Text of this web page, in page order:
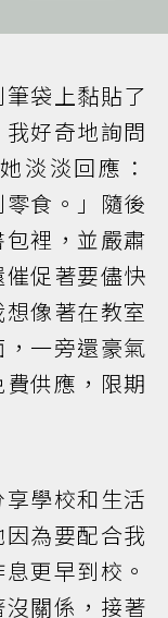
袋上黏貼了
好奇地詢問
淡淡回應：
零食。」隨後
裡，並嚴肅
促著要儘快
像著在教室
一旁還豪氣
供應，限期
學校和生活
為要配合我
更早到校。
關係，接著